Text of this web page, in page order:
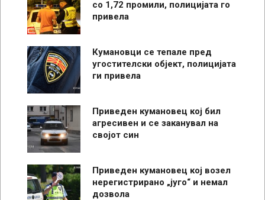
со 1,72 промили, полицијата го
привела
Кумановци се тепале пред
угостителски објект, полицијата
ги привела
Приведен кумановец кој бил
агресивен и се заканувал на
својот син
Приведен кумановец кој возел
нерегистрирано „југо“ и немал
дозвола